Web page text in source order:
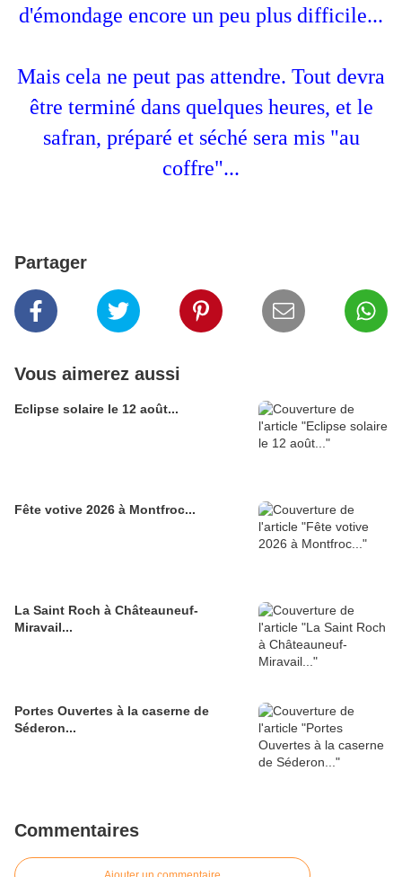
d'émondage encore un peu plus difficile...
Mais cela ne peut pas attendre. Tout devra
être terminé dans quelques heures, et le
safran, préparé et séché sera mis "au
coffre"...
Partager
Vous aimerez aussi
Eclipse solaire le 12 août...
Fête votive 2026 à Montfroc...
La Saint Roch à Châteauneuf-
Miravail...
Portes Ouvertes à la caserne de
Séderon...
Commentaires